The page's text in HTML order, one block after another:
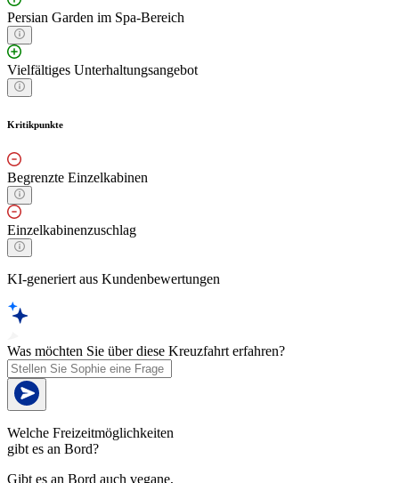
Persian Garden im Spa-Bereich
Vielfältiges Unterhaltungsangebot
Kritikpunkte
Begrenzte Einzelkabinen
Einzelkabinenzuschlag
KI-generiert aus Kundenbewertungen
Was möchten Sie über diese Kreuzfahrt erfahren?
Welche Freizeitmöglichkeiten
gibt es an Bord?
Gibt es an Bord auch vegane,